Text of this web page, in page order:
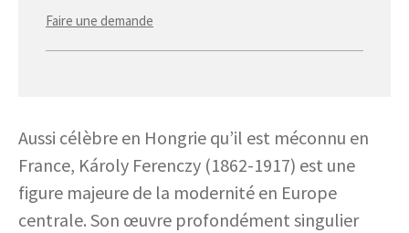
Faire une demande
Aussi célèbre en Hongrie qu’il est méconnu en
France, Károly Ferenczy (1862-1917) est une
figure majeure de la modernité en Europe
centrale. Son œuvre profondément singulier